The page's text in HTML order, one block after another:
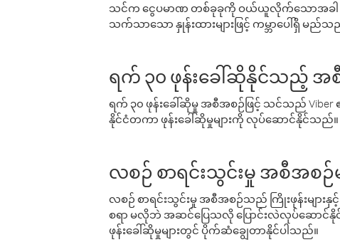
သင်က ငွေပမာဏ တစ်ခုခုကို ဝယ်ယူလိုက်သောအခါ
သက်သာသော နှုန်းထားများဖြင့် ကမ္ဘာပေါ်ရှိ မ
ရက် ၃၀ ဖုန်းခေါ်ဆိုနိုင်သည့် အစီ
ရက် ၃၀ ဖုန်းခေါ်ဆိုမှု အစီအစဉ်ဖြင့် သင်သည်
နိုင်ငံတကာ ဖုန်းခေါ်ဆိုမှုများကို လုပ်ဆောင်နိုင်သည်။
လစဉ် စာရင်းသွင်းမှု အစီအစဉ်မ
လစဉ် စာရင်းသွင်းမှု အစီအစဉ်သည် ကြိုးဖုန်းများ
စရာ မလိုဘဲ အဆင်ပြေသလို ပြောင်းလဲလုပ်ဆောင်
ဖုန်းခေါ်ဆိုမှုများတွင် ပိုက်ဆံချွေတာနိုင်ပါသည်။